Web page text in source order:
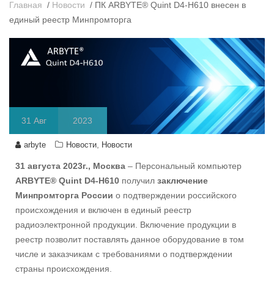
Главная / Новости / ПК ARBYTE® Quint D4-H610 внесен в
единый реестр Минпромторга
31 Авг 2023
arbyte Новости Новости
31 августа 2023г., Москва – Персональный компьютер
ARBYTE® Quint D4-H610 получил заключение
Минпромторга России о подтверждении российского
происхождения и включен в единый реестр
радиоэлектронной продукции. Включение продукции в
реестр позволит поставлять данное оборудование в том
числе и заказчикам с требованиями о подтверждении
страны происхождения.